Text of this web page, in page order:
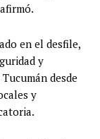
en el desfile,
y
desde
y